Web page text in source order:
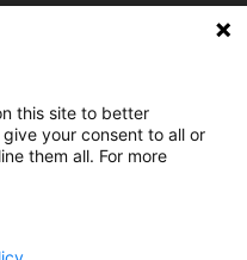
this site to better
your consent to all or
them all. For more